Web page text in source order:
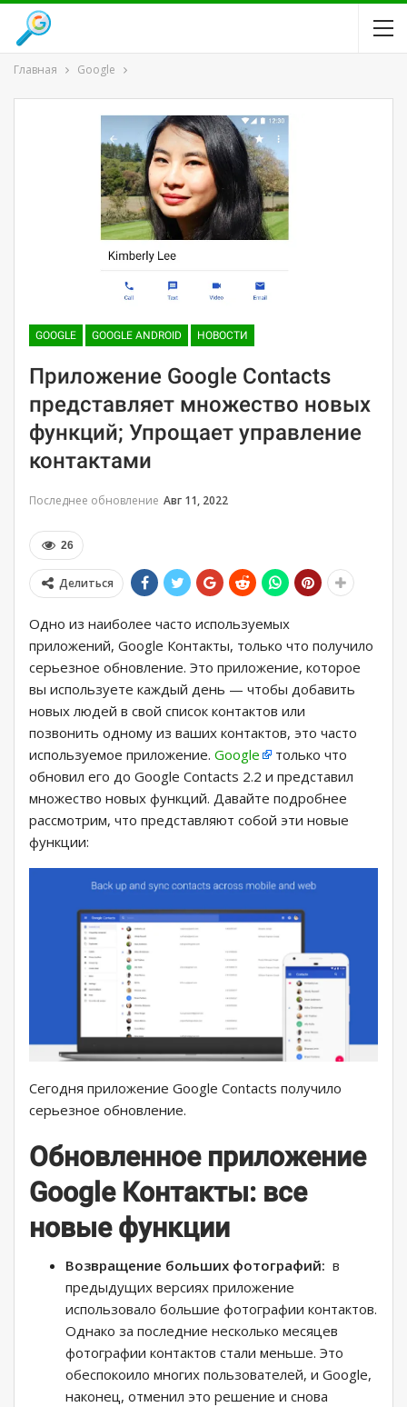
Главная Google
GOOGLE GOOGLE ANDROID НОВОСТИ
Приложение Google Contacts
представляет множество новых
функций; Упрощает управление
контактами
Последнее обновление Авг 11, 2022
26
Делиться
Одно из наиболее часто используемых
приложений, Google Контакты, только что получило
серьезное обновление. Это приложение, которое
вы используете каждый день — чтобы добавить
новых людей в свой список контактов или
позвонить одному из ваших контактов, это часто
используемое приложение. Google
только что
обновил его до Google Contacts 2.2 и представил
множество новых функций. Давайте подробнее
рассмотрим, что представляют собой эти новые
функции:
Сегодня приложение Google Contacts получило
серьезное обновление.
Обновленное приложение
Google Контакты: все
новые функции
Возвращение больших фотографий: в
предыдущих версиях приложение
использовало большие фотографии контактов.
Однако за последние несколько месяцев
фотографии контактов стали меньше. Это
обеспокоило многих пользователей, и Google,
наконец, отменил это решение и снова